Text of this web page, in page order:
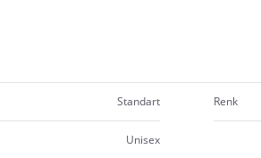
Standart Renk
Unisex